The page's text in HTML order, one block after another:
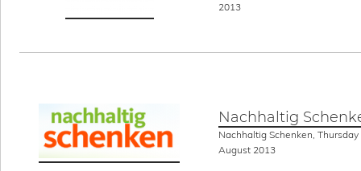
2013
Nachhaltig
Nachhaltig Schenken, Thursday
August 2013